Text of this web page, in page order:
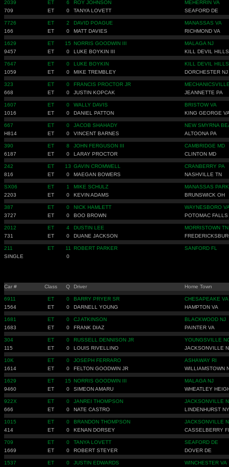
2039 ET 6 ROY JOHNSON
MEHERRIN VA
709
ET 0 TANYA LOVETT SEAFORD DE
7726 ET 2 DAVID POAGUE
MANASSAS VA
166
ET 0 MATT DAVIES RICHMOND VA
1629 ET 15 NORRIS GOODWIN III
MALAGA NJ
9457
ET 0 LUKE BOYKIN III KILL DEVIL
7647 ET 0 LUKE BOYKIN
KILL DEVIL
1059
ET 0 MIKE TREMBLEY DORCHESTER NJ
323 ET 0 FRANCIS PROCTOR JR
668
ET 0 JUSTIN KOPCAK JEANNETTE PA
1607 ET 0 WALLY DAVIS
BRISTOW VA
1016
ET 0 DANIEL PATTON KING GEORGE
667 ET 0 JACOB SHAHADY
NEW SMYRNA
H814
ET 0 VINCENT BARNES ALTOONA PA
390 ET 8 JOHN FERGUSON III
CAMBRIDGE MD
6187
ET 0 LARAY PROCTOR CLINTON MD
242 ET 13 GAVIN CROMWELL
CRANBERRY PA
816
ET 0 MAEGAN BOWERS NASHVILLE TN
SX06 ET 1 MIKE SCHULZ
MANASSAS
2203
ET 0 KEVIN ADAMS BRUNSWICK OH
387 ET 0 NICK HAMLETT
WAYNESBORO
3727
ET 0 BOO BROWN POTOMAC FALLS
2012 ET 4 DUSTIN LEE
MORRISTOWN TN
731
ET 0 DUANE JACKSON
211 ET 11 ROBERT PARKER
SANFORD FL
SINGLE
0
Car # Class Q Driver Home Town
6911 ET 0 BARRY PRYER SR
CHESAPEAKE VA
1564
ET 0 DARNELL YOUNG HAMPTON VA
1681 ET 0 CJ ATKINSON
BLACKWOOD NJ
1683
ET 0 FRANK DIAZ PAINTER VA
304 ET 0 RUSSELL DENNISON JR
YOUNGSVILLE
115
ET 0 LOUIS RIVELLINO JACKSONVILLE
10K ET 0 JOSEPH FERRARO
ASHAWAY RI
1614
ET 0 FELTON GOODWIN JR WILLIAMSTOWN
1629 ET 15 NORRIS GOODWIN III
MALAGA NJ
9460
ET 0 SIMEON AMARU WHEATLEY
922X ET 0 JANREI THOMPSON
JACKSONVILLE
666
ET 0 NATE CASTRO LINDENHURST NY
1015 ET 0 BRANDON THOMPSON
JACKSONVILLE
414
ET 0 KENAN DORSEY CASSELBERRY
709 ET 0 TANYA LOVETT
SEAFORD DE
1669
ET 0 ROBERT STEYER DOVER DE
1537 ET 0 JUSTIN EDWARDS
WINCHESTER VA